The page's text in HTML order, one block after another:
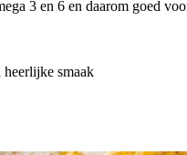
3 en 6 en daarom goed
heerlijke smaak